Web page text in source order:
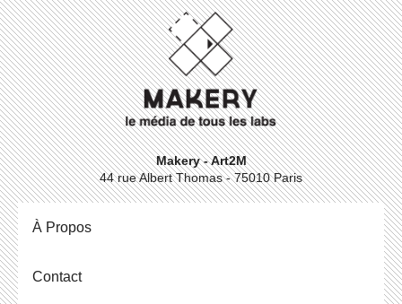
Makery - Art2M
44 rue Albert Thomas - 75010 Paris
À Propos
Contact